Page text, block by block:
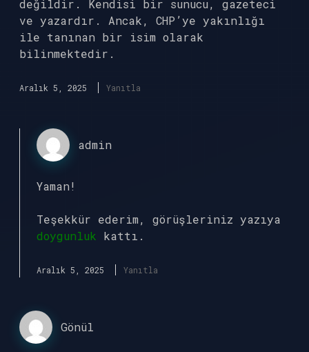
değildir. Kendisi bir sunucu, gazeteci
ve yazardır. Ancak, CHP’ye yakınlığı
ile tanınan bir isim olarak
bilinmektedir.
Aralık 5, 2025 Yanıtla
admin
Yaman!
Teşekkür ederim, görüşleriniz yazıya
doygunluk kattı.
Aralık 5, 2025 Yanıtla
Gönül